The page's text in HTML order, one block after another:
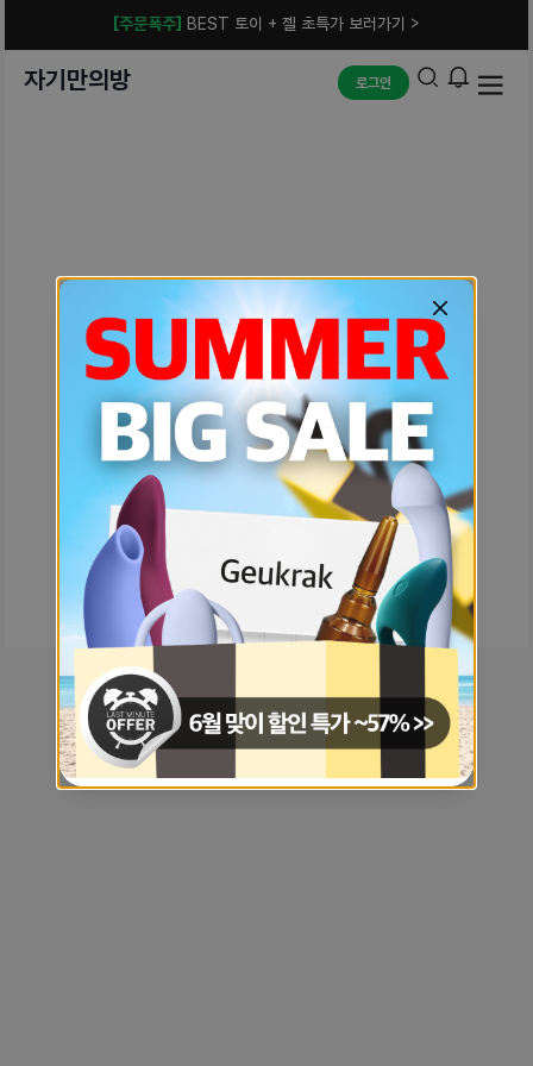
[주문폭주] BEST 토이 + 젤 초특가 보러가기 >
자기만의방 로그인
예상치 못한 에러입니다.